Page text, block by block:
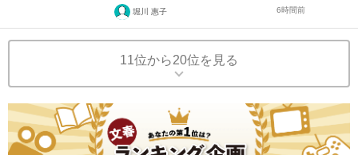
堀川 惠子 6時間前
11位から20位を見る